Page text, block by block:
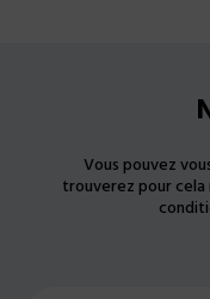
Vous pouvez
trouverez pour